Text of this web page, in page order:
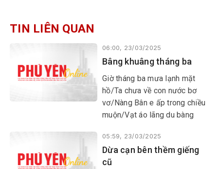
TIN LIÊN QUAN
06:00, 23/03/2025
Bâng khuâng tháng ba
​​​​​​​Giờ tháng ba mưa lạnh mặt
hồ/Ta chưa về con nước bơ
vơ/Nàng Bân e ấp trong chiều
muộn/Vạt áo lãng du bàng
05:59, 23/03/2025
Dừa cạn bên thềm giếng
cũ